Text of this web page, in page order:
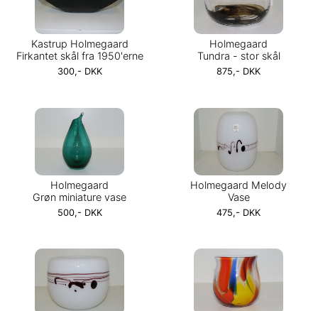
Kastrup Holmegaard
Firkantet skål fra 1950'erne
300,- DKK
Holmegaard
Tundra - stor skål
875,- DKK
Holmegaard
Grøn miniature vase
500,- DKK
Holmegaard Melody
Vase
475,- DKK